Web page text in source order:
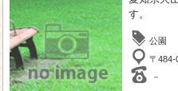
す。
公園
〒484-
－